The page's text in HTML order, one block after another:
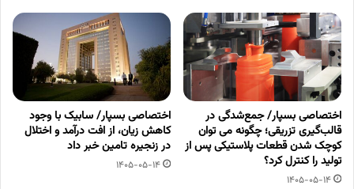
اختصاصی بسپار/ جمع‌شدگی در
قالب‌گیری تزریقی؛ چگونه می توان
کوچک شدن قطعات پلاستیکی پس از
تولید را کنترل کرد؟
1405-05-14
اختصاصی بسپار/ سابیک با وجود
کاهش زیان، از افت درآمد و اختلال
در زنجیره تامین خبر داد
1405-05-14